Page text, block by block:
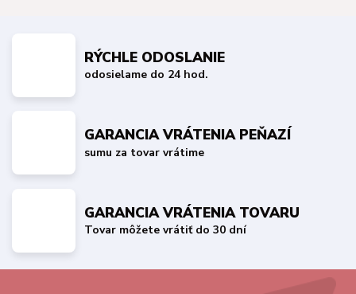
RÝCHLE ODOSLANIE
odosielame do 24 hod.
GARANCIA VRÁTENIA PEŇAZÍ
sumu za tovar vrátime
GARANCIA VRÁTENIA TOVARU
Tovar môžete vrátiť do 30 dní